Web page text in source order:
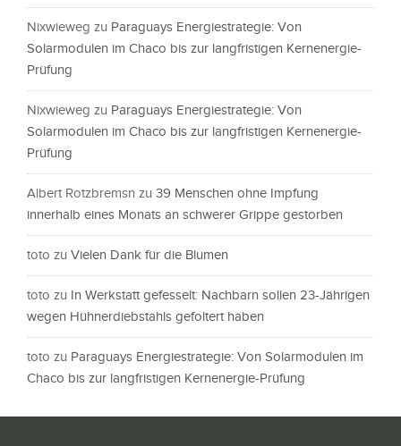
Nixwieweg zu Paraguays Energiestrategie: Von
Solarmodulen im Chaco bis zur langfristigen Kernenergie-
Prüfung
Nixwieweg zu Paraguays Energiestrategie: Von
Solarmodulen im Chaco bis zur langfristigen Kernenergie-
Prüfung
Albert Rotzbremsn zu 39 Menschen ohne Impfung
innerhalb eines Monats an schwerer Grippe gestorben
toto zu Vielen Dank für die Blumen
toto zu In Werkstatt gefesselt: Nachbarn sollen 23-Jährigen
wegen Hühnerdiebstahls gefoltert haben
toto zu Paraguays Energiestrategie: Von Solarmodulen im
Chaco bis zur langfristigen Kernenergie-Prüfung